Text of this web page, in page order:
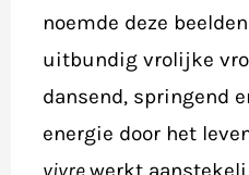
noemde deze
uitbundig vrolijke
dansend, springend
energie door het